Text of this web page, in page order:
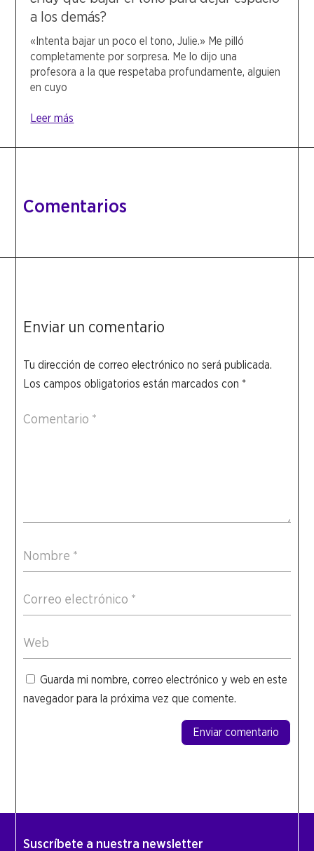
a los demás?
«Intenta bajar un poco el tono, Julie.» Me pilló
completamente por sorpresa. Me lo dijo una
profesora a la que respetaba profundamente, alguien
en cuyo
Leer más
Comentarios
Enviar un comentario
Tu dirección de correo electrónico no será publicada.
Los campos obligatorios están marcados con *
Guarda mi nombre, correo electrónico y web en este
navegador para la próxima vez que comente.
Enviar comentario
Suscríbete a nuestra newsletter